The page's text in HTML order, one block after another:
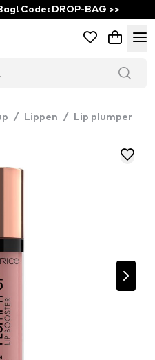
Code: DROP-BAG >>
/ Lippen / Lip plumper